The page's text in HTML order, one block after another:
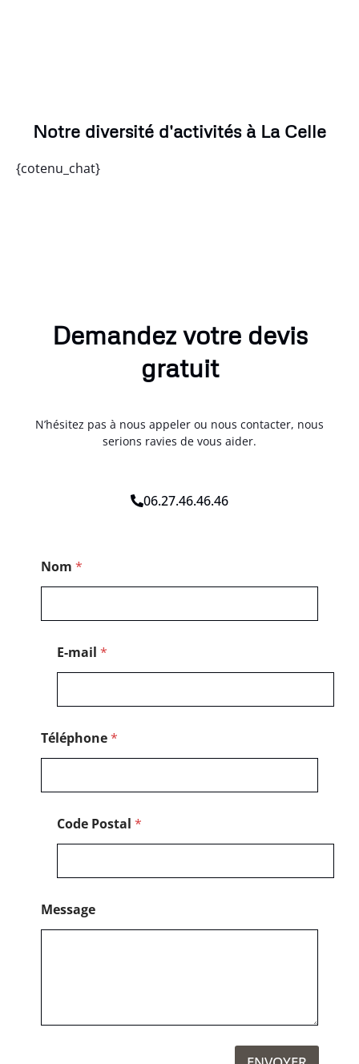
Notre diversité d'activités à La Celle
{cotenu_chat}
Demandez votre devis
gratuit
N’hésitez pas à nous appeler ou nous contacter, nous
serions ravies de vous aider.
06.27.46.46.46
o
s
o
o
Nom *
E-mail *
Téléphone*
Code Postal *
Message